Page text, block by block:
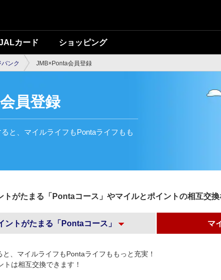
カード ショッピング
ンク JMB×Ponta会員登録
員登録
と、マイルライフもPontaライフもも
がたまる「Pontaコース」やマイルとポイントの相互交
ントがたまる「Pontaコース」 マ
、マイルライフもPontaライフももっと充実！
は相互交換できます！